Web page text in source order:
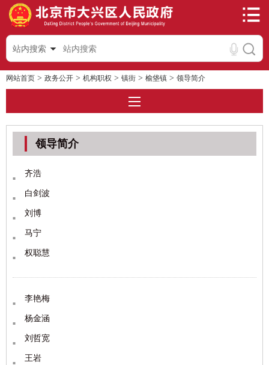
站内搜索
网站首页 > 政务公开 > 机构职权 > 镇街 > 榆垡镇 > 领导简介
领导简介
齐浩
白剑波
刘博
马宁
权聪慧
李艳梅
杨金涵
刘哲宽
王岩